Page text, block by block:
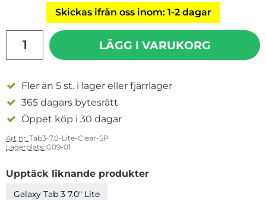
Skickas ifrån oss inom: 1-2 dagar
LÄGG I VARUKORG
Fler än 5 st. i lager eller fjärrlager
365 dagars bytesrätt
Öppet köp i 30 dagar
Art nr: Tab3-7.0-Lite-Clear-SP
Lagerplats: G09-01
Upptäck liknande produkter
Galaxy Tab 3 7.0" Lite